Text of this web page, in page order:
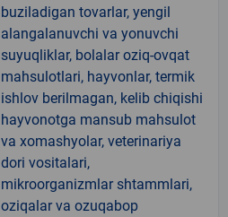
buziladigan tovarlar, yengil
alangalanuvchi va yonuvchi
suyuqliklar, bolalar oziq-ovqat
mahsulotlari, hayvonlar, termik
ishlov berilmagan, kelib chiqishi
hayvonotga mansub mahsulot
va xomashyolar, veterinariya
dori vositalari,
mikroorganizmlar shtammlari,
oziqalar va ozuqabop